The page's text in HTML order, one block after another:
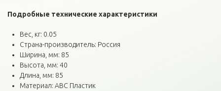
Подробные технические характеристики
Вес, кг: 0.05
Страна-производитель: Россия
Ширина, мм: 85
Высота, мм: 40
Длина, мм: 85
Материал: АВС Пластик